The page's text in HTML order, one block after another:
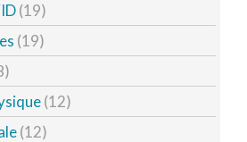
(19)
(19)
(12)
(12)